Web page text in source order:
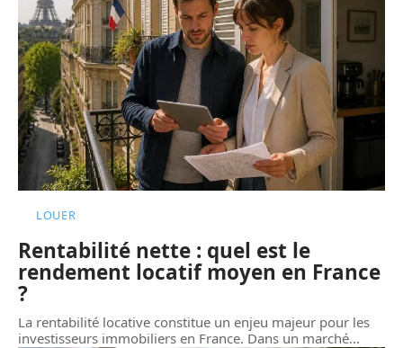
LOUER
Rentabilité nette : quel est le
rendement locatif moyen en France
?
La rentabilité locative constitue un enjeu majeur pour les
investisseurs immobiliers en France. Dans un marché…